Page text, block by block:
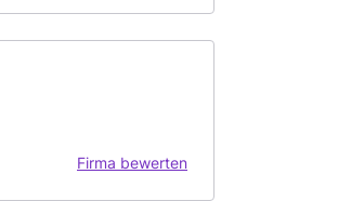
Firma bewerten